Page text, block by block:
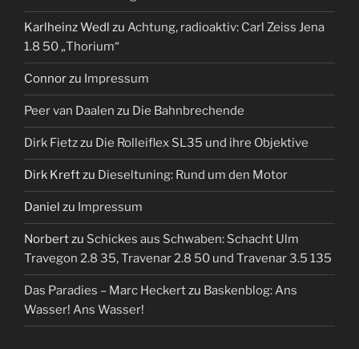
Karlheinz Wedl zu Achtung, radioaktiv: Carl Zeiss Jena
1.8 50 „Thorium“
Connorzu Impressum
Peer van Daalen zu Die Bahnbrechende
Dirk Fietzzu Die Rolleiflex SL35 und ihre Objektive
Dirk Kreftzu Dieseltuning: Rund um den Motor
Daniel zu Impressum
Norbertzu Schickes aus Schwaben: Schacht Ulm
Travegon 2.8 35, Travenar 2.8 50 und Travenar 3.5 135
Das Paradies – Marc Heckertzu Baskenblog: Ans
Wasser! Ans Wasser!